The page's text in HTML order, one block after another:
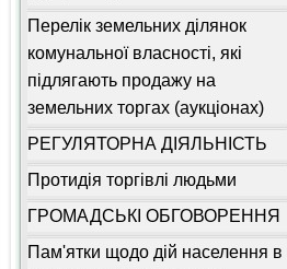
Перелік земельних ділянок
комунальної власності, які
підлягають продажу на
земельних торгах (аукціонах)
РЕГУЛЯТОРНА ДІЯЛЬНІСТЬ
Протидія торгівлі людьми
ГРОМАДСЬКІ ОБГОВОРЕННЯ
Пам'ятки щодо дій населення в